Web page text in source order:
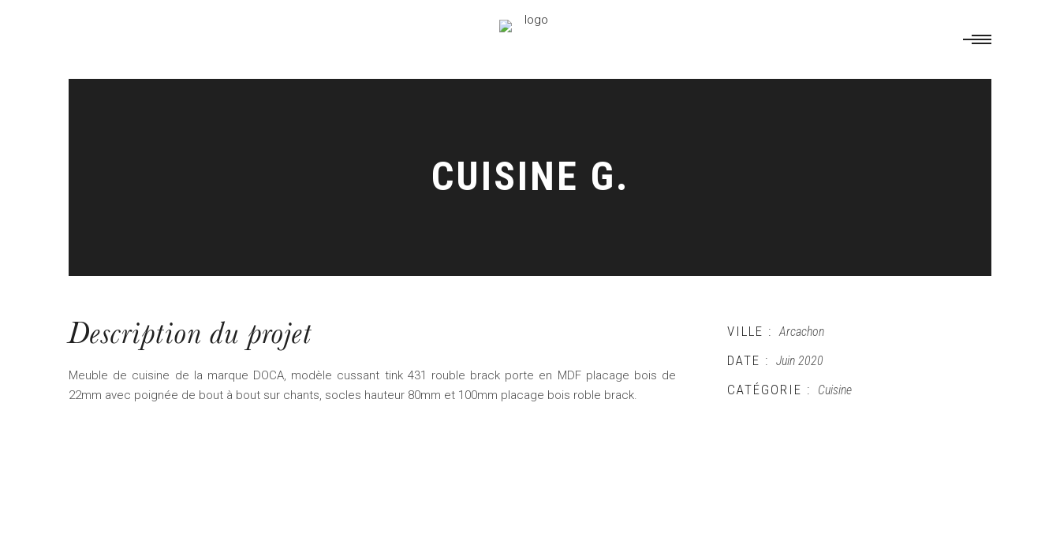
CUISINE G.
Description du projet
Meuble de cuisine de la marque DOCA, modèle cussant tink 431 rouble brack porte en MDF placage bois de
22mm avec poignée de bout à bout sur chants, socles hauteur 80mm et 100mm placage bois roble brack.
VILLE : Arcachon
DATE : Juin 2020
CATÉGORIE : Cuisine